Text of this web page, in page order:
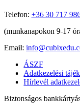
Telefon: +36 30 717
(munkanapokon 9-17
Email:
ÁSZF
Adatkezelési
Hírlevél
Biztonságos